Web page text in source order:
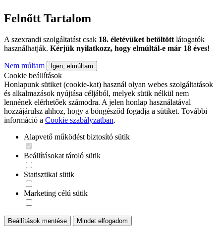
Felnőtt Tartalom
A szexrandi szolgáltatást csak 18. életévüket betöltött látogatók
használhatják. Kérjük nyilatkozz, hogy elmúltál-e már 18 éves!
Nem múltam Igen, elmúltam
Cookie beállítások
Honlapunk sütiket (cookie-kat) használ olyan webes szolgáltatások
és alkalmazások nyújtása céljából, melyek sütik nélkül nem
lennének elérhetőek számodra. A jelen honlap használatával
hozzájárulsz ahhoz, hogy a böngésződ fogadja a sütiket. További
információ a Cookie szabályzatban.
Alapvető működést biztosító sütik
Beállításokat tároló sütik
Statisztikai sütik
Marketing célú sütik
Beállítások mentése Mindet elfogadom